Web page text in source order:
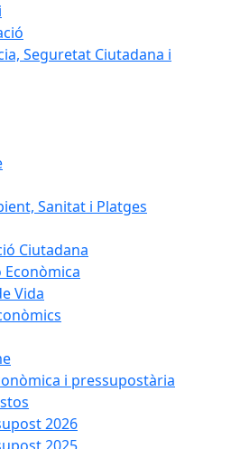
Seguretat Ciutadana i
Sanitat i Platges
Ciutadana
Vida
i pressupostària
2026